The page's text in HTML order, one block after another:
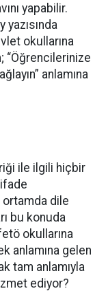
yapabilir.
okullarına
“Öğrencilerinize
anlamına
ile ilgili hiçbir
ifade
ortamda dile
bu konuda
okullarına
anlamına gelen
tam anlamıyla
ediyor?